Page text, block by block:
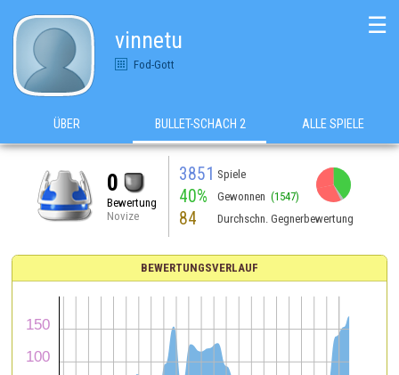
vinnetu
Fod-Gott
☰
ÜBER BULLET-SCHACH 2 ALLE SPIELE
0
Bewertung
Novize
3851 Spiele
40% Gewonnen (1547)
84 Durchschn. Gegnerbewertung
BEWERTUNGSVERLAUF